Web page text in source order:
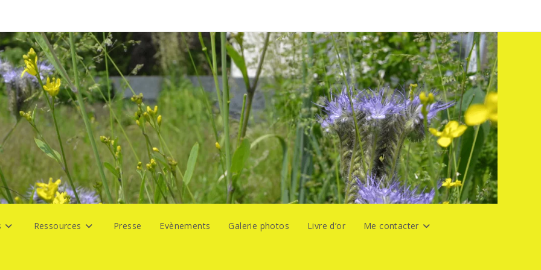
Ressources Presse Evènements Galerie photos Livre d’or Me contacter